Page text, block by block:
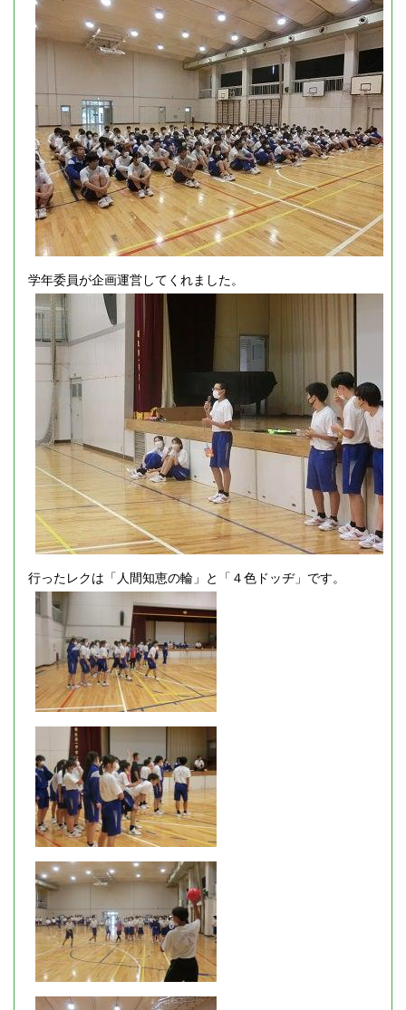
学年委員が企画運営してくれました。
行ったレクは「人間知恵の輪」と「４色ドッヂ」です。